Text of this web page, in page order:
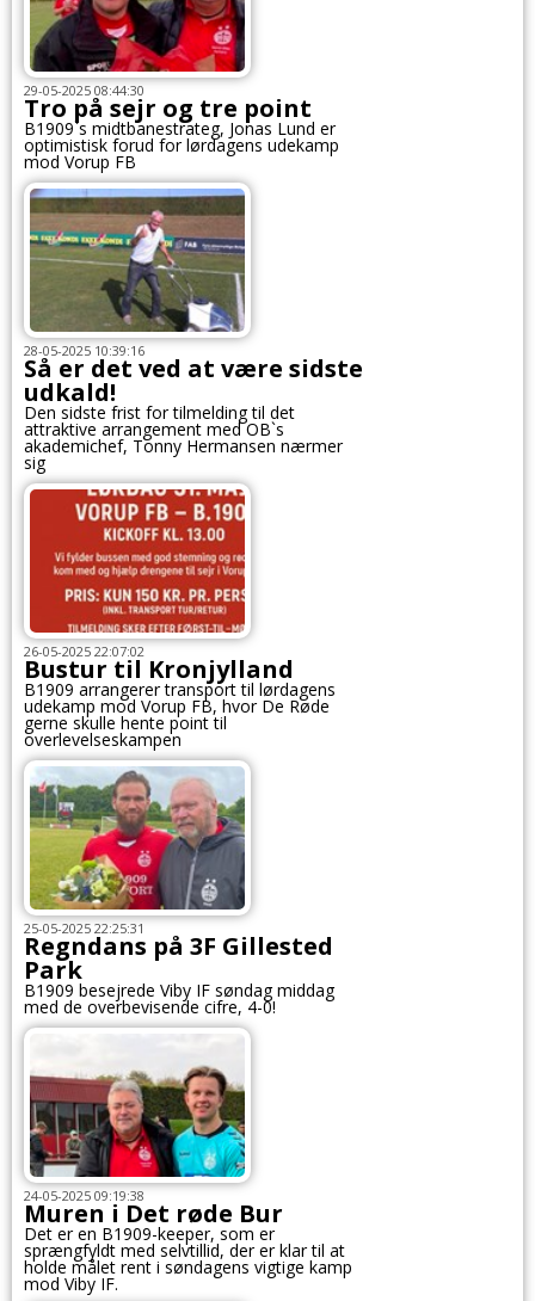
29-05-2025 08:44:30
Tro på sejr og tre point
B1909`s midtbanestrateg, Jonas Lund er
optimistisk forud for lørdagens udekamp
mod Vorup FB
28-05-2025 10:39:16
Så er det ved at være sidste
udkald!
Den sidste frist for tilmelding til det
attraktive arrangement med OB`s
akademichef, Tonny Hermansen nærmer
sig
26-05-2025 22:07:02
Bustur til Kronjylland
B1909 arrangerer transport til lørdagens
udekamp mod Vorup FB, hvor De Røde
gerne skulle hente point til
overlevelseskampen
25-05-2025 22:25:31
Regndans på 3F Gillested
Park
B1909 besejrede Viby IF søndag middag
med de overbevisende cifre, 4-0!
24-05-2025 09:19:38
Muren i Det røde Bur
Det er en B1909-keeper, som er
sprængfyldt med selvtillid, der er klar til at
holde målet rent i søndagens vigtige kamp
mod Viby IF.